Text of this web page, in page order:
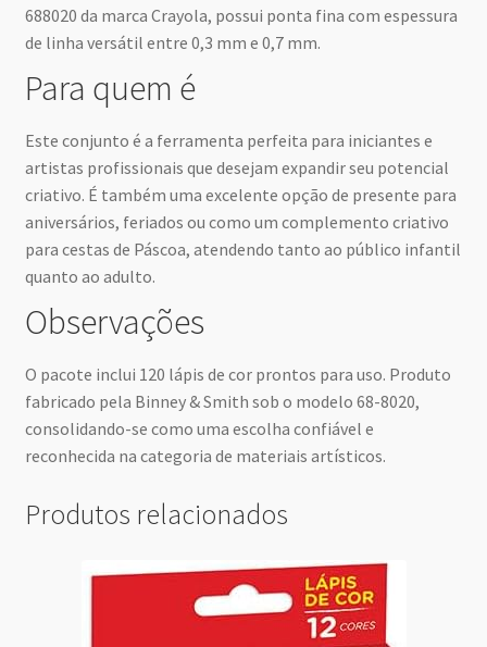
688020 da marca Crayola, possui ponta fina com espessura
de linha versátil entre 0,3 mm e 0,7 mm.
Para quem é
Este conjunto é a ferramenta perfeita para iniciantes e
artistas profissionais que desejam expandir seu potencial
criativo. É também uma excelente opção de presente para
aniversários, feriados ou como um complemento criativo
para cestas de Páscoa, atendendo tanto ao público infantil
quanto ao adulto.
Observações
O pacote inclui 120 lápis de cor prontos para uso. Produto
fabricado pela Binney & Smith sob o modelo 68-8020,
consolidando-se como uma escolha confiável e
reconhecida na categoria de materiais artísticos.
Produtos relacionados